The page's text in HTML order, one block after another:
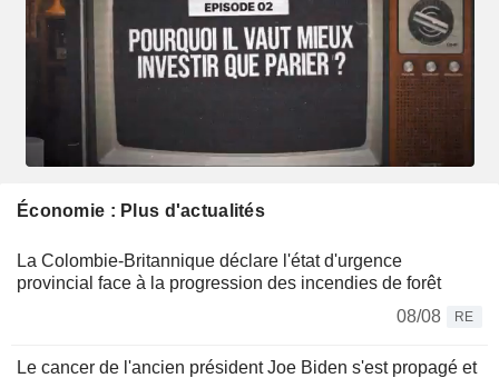
Économie : Plus d'actualités
La Colombie-Britannique déclare l'état d'urgence
provincial face à la progression des incendies de forêt
08/08
RE
Le cancer de l'ancien président Joe Biden s'est propagé et